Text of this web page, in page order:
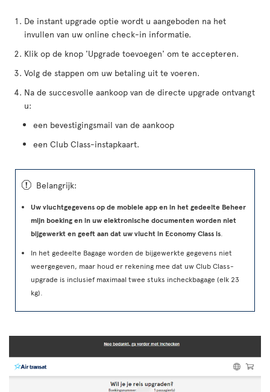
De instant upgrade optie wordt u aangeboden na het
invullen van uw online check-in informatie.
Klik op de knop 'Upgrade toevoegen' om te accepteren.
Volg de stappen om uw betaling uit te voeren.
Na de succesvolle aankoop van de directe upgrade ontvangt
u:
een bevestigingsmail van de aankoop
een Club Class-instapkaart.
ü Belangrijk:
Uw vluchtgegevens op de mobiele app en in het gedeelte Beheer
mijn boeking en in uw elektronische documenten worden niet
bijgewerkt en geeft aan dat uw vlucht in Economy Class is
In het gedeelte Bagage worden de bijgewerkte gegevens niet
weergegeven, maar houd er rekening mee dat uw Club Class-
upgrade is inclusief maximaal twee stuks incheckbagage (elk 23
kg).